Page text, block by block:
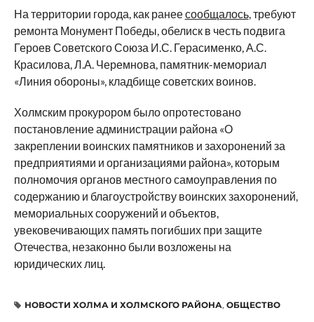
На территории города, как ранеесообщалось, требуют
ремонта Монумент Победы, обелиск в честь подвига
Героев Советского Союза И.С. Герасименко, А.С.
Красилова, Л.А. Черемнова, памятник-мемориал
«Линия обороны», кладбище советских воинов.
Холмским прокурором было опротестовано
постановление администрации района «О
закреплении воинских памятников и захоронений за
предприятиями и организациями района», которым
полномочия органов местного самоуправления по
содержанию и благоустройству воинских захоронений,
мемориальных сооружений и объектов,
увековечивающих память погибших при защите
Отечества, незаконно были возложены на
юридических лиц.
НОВОСТИ ХОЛМА И ХОЛМСКОГО РАЙОНА, ОБЩЕСТВО